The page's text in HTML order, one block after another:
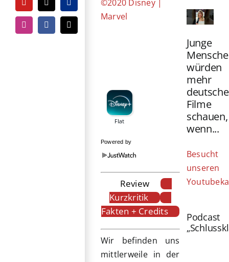
YouTubeTiktokPayPal
InstagramFacebook
E-
Mail
©2020 Disney |
Marvel
Powered by
Review
Kurzkritik
Fakten + Credits
Wir befinden uns
mittlerweile in der
Junge
würden
mehr
deutsche
Filme
schauen,
wenn...
Besucht
unseren
Podcast